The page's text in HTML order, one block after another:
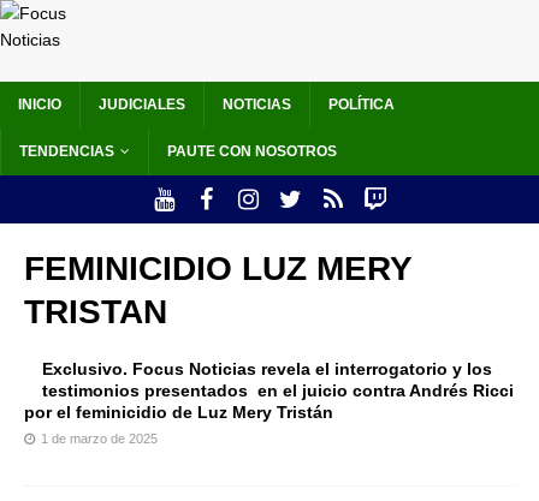
INICIO JUDICIALES NOTICIAS POLÍTICA
TENDENCIAS PAUTE CON NOSOTROS
FEMINICIDIO LUZ MERY
TRISTAN
Exclusivo. Focus Noticias revela el interrogatorio y los
testimonios presentados en el juicio contra Andrés Ricci
por el feminicidio de Luz Mery Tristán
1 de marzo de 2025